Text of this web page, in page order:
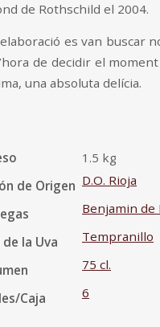
de Rothschild el 2004.
es van buscar
de decidir el
una absoluta delícia.
1.5 kg
de Origen D.O. Rioja
Benjamin de
la Uva Tempranillo
75 cl.
Caja 6